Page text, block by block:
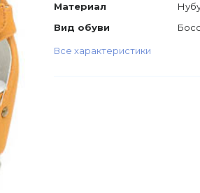
Материал
Вид обуви
Все характеристики